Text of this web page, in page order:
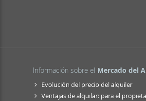
Información sobre el Mercado del
Evolución del precio del alquiler
Ventajas de alquilar: para el